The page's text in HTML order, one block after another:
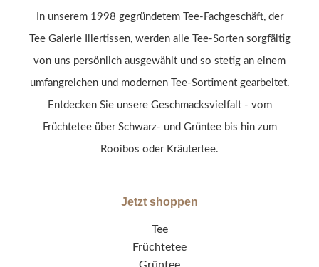
In unserem 1998 gegründetem Tee-Fachgeschäft, der
Tee Galerie Illertissen, werden alle Tee-Sorten sorgfältig
von uns persönlich ausgewählt und so stetig an einem
umfangreichen und modernen Tee-Sortiment gearbeitet.
Entdecken Sie unsere Geschmacksvielfalt - vom
Früchtetee über Schwarz- und Grüntee bis hin zum
Rooibos oder Kräutertee.
Jetzt shoppen
Tee
Früchtetee